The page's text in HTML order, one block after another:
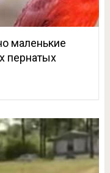
маленькие
пернатых